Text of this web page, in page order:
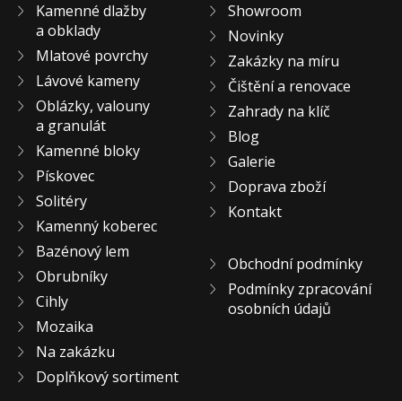
Kamenné dlažby
a obklady
Mlatové povrchy
Lávové kameny
Oblázky, valouny
a granulát
Kamenné bloky
Pískovec
Solitéry
Kamenný koberec
Bazénový lem
Obrubníky
Cihly
Mozaika
Na zakázku
Doplňkový sortiment
Showroom
Novinky
Zakázky na míru
Čištění a renovace
Zahrady na klíč
Blog
Galerie
Doprava zboží
Kontakt
Obchodní podmínky
Podmínky zpracování
osobních údajů